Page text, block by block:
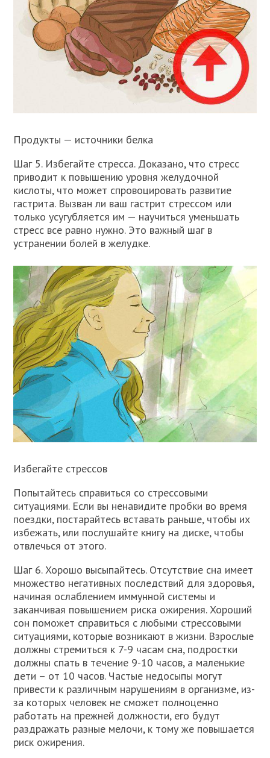
Продукты — источники белка
Шаг 5. Избегайте стресса. Доказано, что стресс
приводит к повышению уровня желудочной
кислоты, что может спровоцировать развитие
гастрита. Вызван ли ваш гастрит стрессом или
только усугубляется им — научиться уменьшать
стресс все равно нужно. Это важный шаг в
устранении болей в желудке.
Избегайте стрессов
Попытайтесь справиться со стрессовыми
ситуациями. Если вы ненавидите пробки во время
поездки, постарайтесь вставать раньше, чтобы их
избежать, или послушайте книгу на диске, чтобы
отвлечься от этого.
Шаг 6. Хорошо высыпайтесь. Отсутствие сна имеет
множество негативных последствий для здоровья,
начиная ослаблением иммунной системы и
заканчивая повышением риска ожирения. Хороший
сон поможет справиться с любыми стрессовыми
ситуациями, которые возникают в жизни. Взрослые
должны стремиться к 7-9 часам сна, подростки
должны спать в течение 9-10 часов, а маленькие
дети – от 10 часов. Частые недосыпы могут
привести к различным нарушениям в организме, из-
за которых человек не сможет полноценно
работать на прежней должности, его будут
раздражать разные мелочи, к тому же повышается
риск ожирения.